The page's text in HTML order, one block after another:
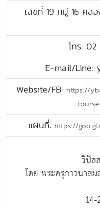
เลขที่ 19 หมู่ 16 คล
โทร:
E-mail/Line:
Website/FB: https://
แผนที่: https://
วิปัส
โดย พระครูภาวนาส